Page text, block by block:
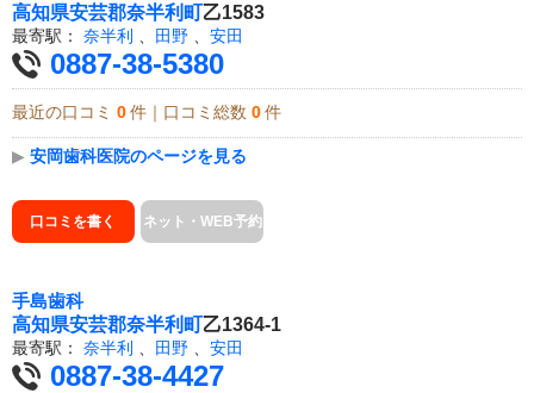
高知県安芸郡奈半利町乙1583
最寄駅： 奈半利 田野 安田
0887-38-5380
最近の口コミ 0 件｜口コミ総数 0 件
▶ 安岡歯科医院のページを見る
口コミを書く ネット・WEB予約
手島歯科
高知県安芸郡奈半利町乙1364-1
最寄駅： 奈半利 田野 安田
0887-38-4427